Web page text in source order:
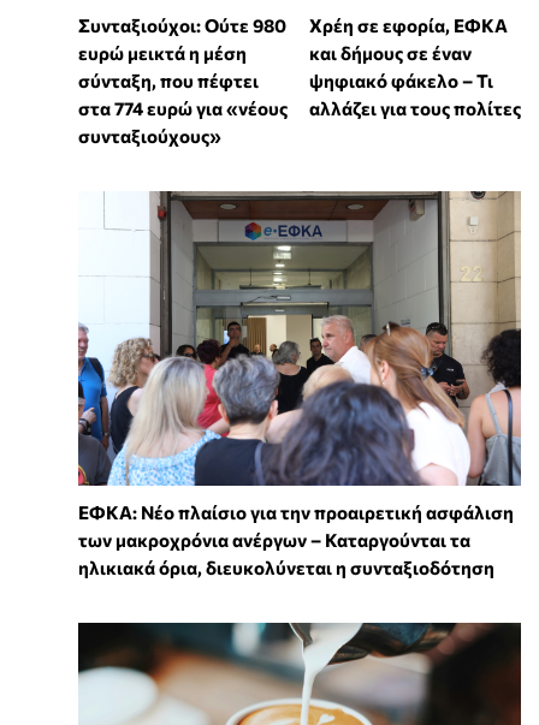
Συνταξιούχοι: Ούτε 980
ευρώ μεικτά η μέση
σύνταξη, που πέφτει
στα 774 ευρώ για «νέους
συνταξιούχους»
Χρέη σε εφορία, ΕΦΚΑ
και δήμους σε έναν
ψηφιακό φάκελο – Τι
αλλάζει για τους πολίτες
ΕΦΚΑ: Νέο πλαίσιο για την προαιρετική ασφάλιση
των μακροχρόνια ανέργων – Καταργούνται τα
ηλικιακά όρια, διευκολύνεται η συνταξιοδότηση